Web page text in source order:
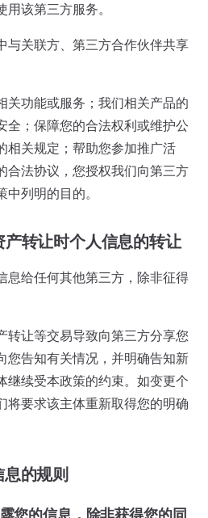
该第三方服务。
与关联方、第三方合作伙伴共享
关功能或服务；我们相关产品的
全；保障您的合法权利或维护公
相关规定；帮助您参加推广活
合法协议，您授权我们向第三方
列明的目的。
转让时个人信息的转让
息给任何其他第三方，除非征得
转让等交易导致向第三方分享您
您告知有关情况，并明确告知新
继续受本政策的约束。如变更个
将要求该主体重新取得您的明确
的规则
您的信息，除非获得您的同